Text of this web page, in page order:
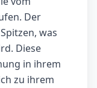
Der
was
Diese
in ihrem
zu ihrem